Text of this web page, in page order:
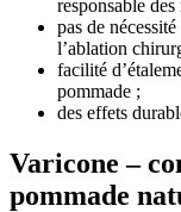
responsable
pas de
l’ablation
facilité
pommade ;
des effets
Varicone –
pommade